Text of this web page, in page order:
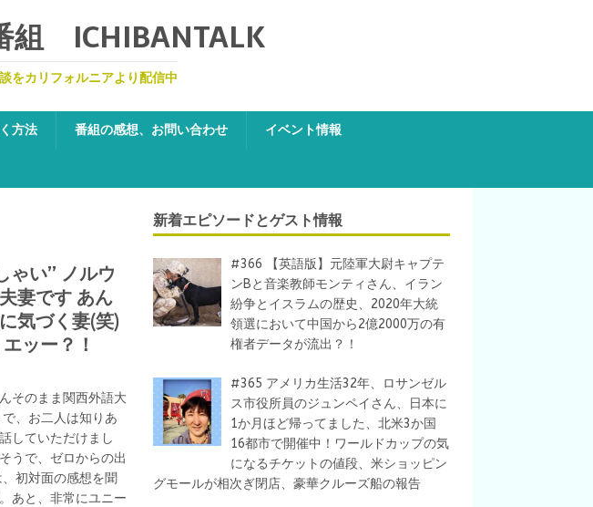
組 ICHIBANTALK
をカリフォルニアより配信中
方法 番組の感想、お問い合わせ イベント情報
ゃい” ノルウ
妻です あん
気づく妻(笑)
ッー？！
そのまま関西外語大
、お二人は知りあ
していただけまし
うで、ゼロからの出
初対面の感想を聞
あと、非常にユニー
新着エピソードとゲスト情報
#366 【英語版】元陸軍大尉キャプテ
ンBと音楽教師モンティさん、イラン
紛争とイスラムの歴史、2020年大統
領選において中国から2億2000万の有
権者データが流出？！
#365 アメリカ生活32年、ロサンゼル
ス市役所員のジュンペイさん、日本に
1か月ほど帰ってました、北米3か国
16都市で開催中！ワールドカップの気
になるチケットの値段、米ショッピン
グモールが相次ぎ閉店、豪華クルーズ船の報告